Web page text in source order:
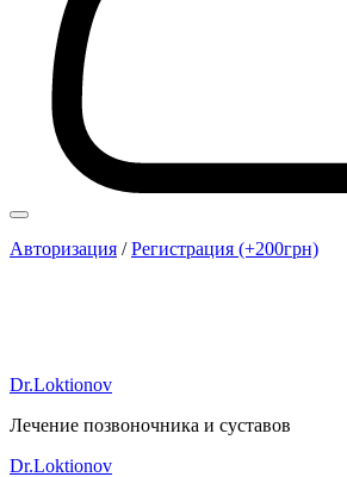
Авторизация /Регистрация (+200грн)
Dr.Loktionov
Лечение позвоночника и суставов
Dr.Loktionov